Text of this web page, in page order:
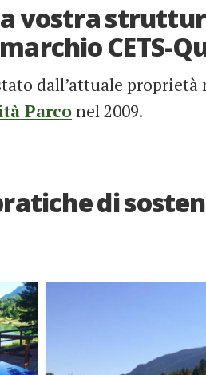
vostra
CETS-
dall’attuale
Parconel 2009.
di